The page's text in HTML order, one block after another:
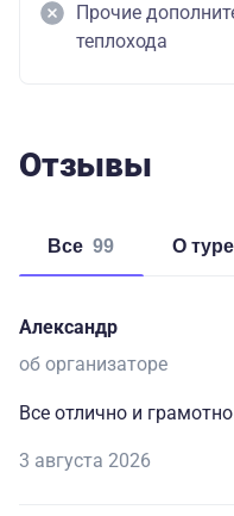
Прочие
теплохода
Отзывы
Все 99 о туре
Александр
об организаторе
Все отлично и
3 августа 2026